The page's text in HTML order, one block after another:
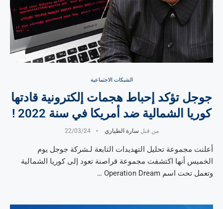
الشبكات الاجتماعية
جوجل تؤكد إحباط هجمات إلكترونية قادتها
كوريا الشمالية ضد أمريكا في سنة 2022 !
من قبل سارة الطياري 22/03/24
أعلنت مجموعة تحليل التهديدات التابعة لـشركة جوجل يوم
الخميس أنها اكتشفت مجموعة قراصنة تعود إلى كوريا الشمالية
وتعمل تحت اسم Operation Dream …